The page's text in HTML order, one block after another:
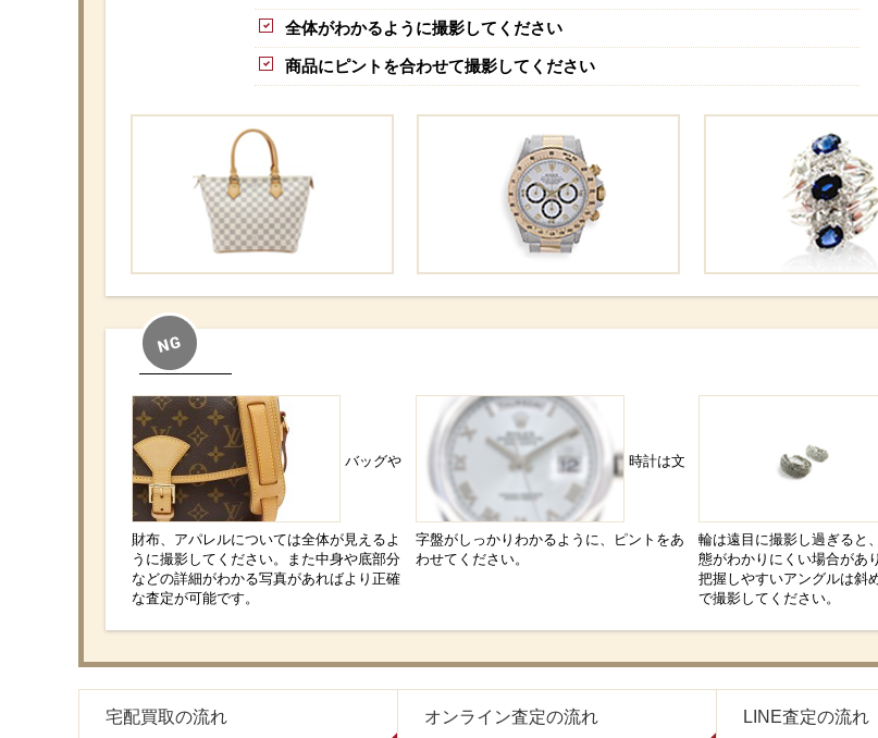
全体がわかるように撮影してください
商品にピントを合わせて撮影してください
バッグや
財布、アパレルについては全体が見えるよ
うに撮影してください。また中身や底部分
などの詳細がわかる写真があればより正確
な査定が可能です。
時計は文
字盤がしっかりわかるように、ピントをあ
わせてください。
輪は遠目に撮影し過ぎると
態がわかりにくい場合があ
把握しやすいアングルは斜
で撮影してください。
宅配買取の流れ オンライン査定の流れ LINE査定の流れ